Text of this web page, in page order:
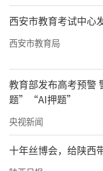
西安市教育考试中心
西安市教育局
教育部发布高考预警
题”“AI押题”
央视新闻
十年丝博会，给陕西